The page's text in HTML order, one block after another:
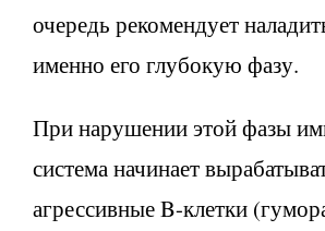
очередь рекомендует
именно его глубокую фазу.
При нарушении этой фазы
система начинает
агрессивные B-клетки